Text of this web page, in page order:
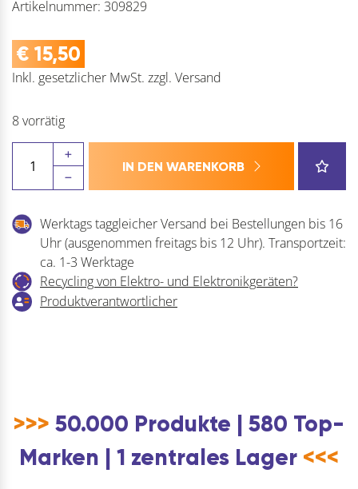
Artikelnummer: 309829
€ 15,50
Inkl. gesetzlicher MwSt. zzgl. Versand
8 vorrätig
ATRIUM
HKS
Zwischenstück,
Schema
L=400
mm
IN DEN WARENKORB
Werktags taggleicher Versand bei Bestellungen bis 16
Uhr (ausgenommen freitags bis 12 Uhr). Transportzeit:
ca. 1-3 Werktage
Recycling von Elektro- und Elektronikgeräten?
Produktverantwortlicher
>>> 50.000 Produkte | 580 Top-
Marken | 1 zentrales Lager <<<